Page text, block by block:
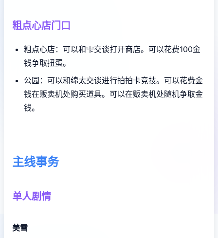
粗点心店门口
粗点心店：可以和雫交谈打开商店。可以花费100金
钱争取扭蛋。
公园：可以和绵太交谈进行拍拍卡竞技。可以花费金
钱在贩卖机处购买道具。可以在贩卖机处随机争取金
钱。
主线事务
单人剧情
美雪